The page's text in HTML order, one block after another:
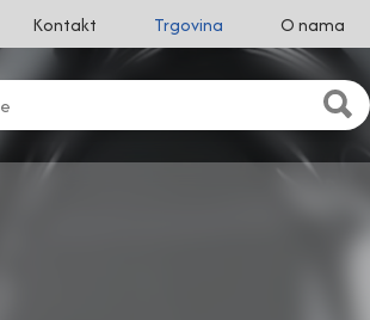
Kontakt Trgovina O nama